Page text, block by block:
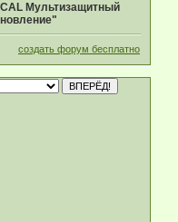
Мультизащитный
создать форум бесплатно